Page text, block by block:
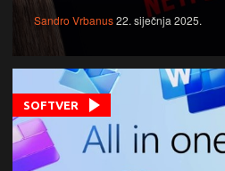
Sandro Vrbanus22. siječnja 2025.
SOFTVER